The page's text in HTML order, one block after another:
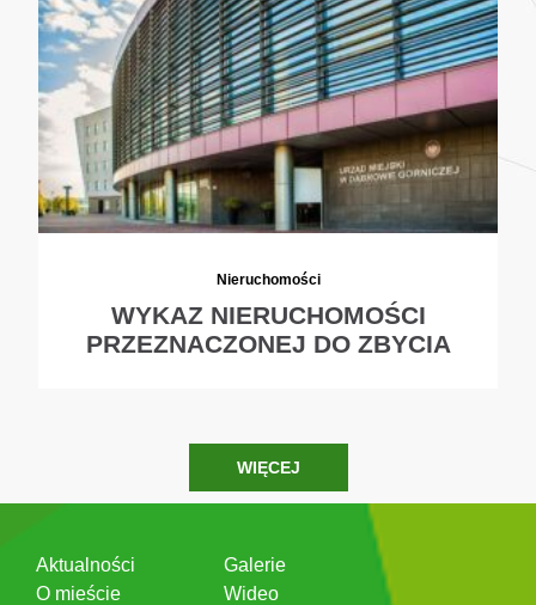
Nieruchomości
WYKAZ NIERUCHOMOŚCI
PRZEZNACZONEJ DO ZBYCIA
WIĘCEJ
Aktualności
O mieście
Galerie
Wideo